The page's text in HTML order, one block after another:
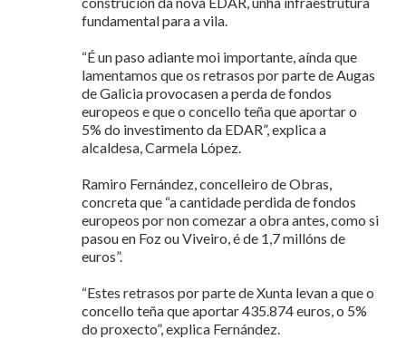
fundamental para a vila.
“É un paso adiante moi importante, aínda que
lamentamos que os retrasos por parte de Augas
de Galicia provocasen a perda de fondos
europeos e que o concello teña que aportar o
5% do investimento da EDAR”, explica a
alcaldesa, Carmela López.
Ramiro Fernández, concelleiro de Obras,
concreta que “a cantidade perdida de fondos
europeos por non comezar a obra antes, como si
pasou en Foz ou Viveiro, é de 1,7 millóns de
euros”.
“Estes retrasos por parte de Xunta levan a que o
concello teña que aportar 435.874 euros, o 5%
do proxecto”, explica Fernández.